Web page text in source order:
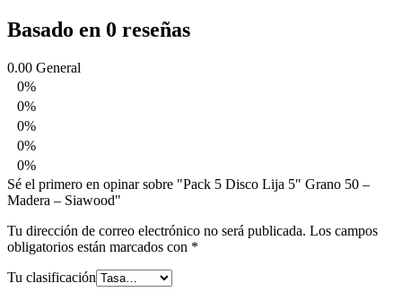
Basado en 0 reseñas
0.00 General
0%
0%
0%
0%
0%
Sé el primero en opinar sobre "Pack 5 Disco Lija 5″ Grano 50 –
Madera – Siawood"
Tu dirección de correo electrónico no será publicada. Los campos
obligatorios están marcados con *
Tu clasificación